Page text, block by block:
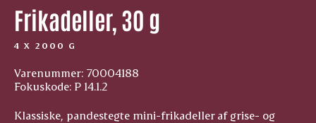
Frikadeller, 30 g
4 X 2000 G
Varenummer: 70004188
Fokuskode: P 14.1.2
Klassiske, pandestegte mini-frikadeller af grise- og